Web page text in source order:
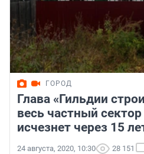
ГОРОД
Глава «Гильдии
весь частный
исчезнет через 15
24 августа, 2020, 10:30 28 151